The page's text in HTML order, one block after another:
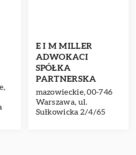
E I M MILLER
ADWOKACI
SPÓŁKA
PARTNERSKA
mazowieckie, 00-746
Warszawa, ul.
Sułkowicka 2/4/65